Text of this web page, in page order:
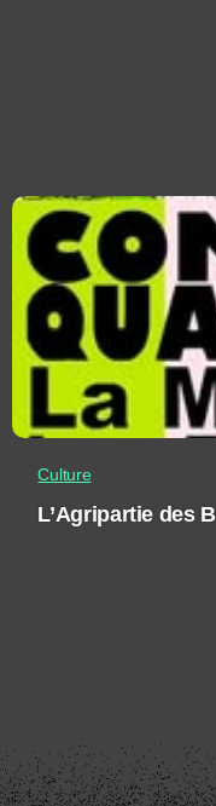
Culture
L’Agripartie des